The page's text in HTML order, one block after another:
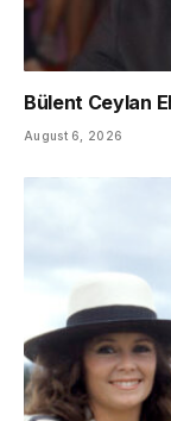
Bülent Ceylan
August 6, 2026